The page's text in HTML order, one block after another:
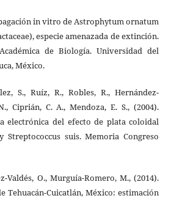
in vitro de Astrophytum ornatum
especie amenazada de extinción.
de Biología. Universidad del
México.
S., Ruíz, R., Robles, R., Hernández-
Ciprián, C. A., Mendoza, E. S., (2004).
electrónica del efecto de plata coloidal
Streptococcus suis. Memoria Congreso
Valdés, O., Murguía-Romero, M., (2014).
Tehuacán-Cuicatlán, México: estimación